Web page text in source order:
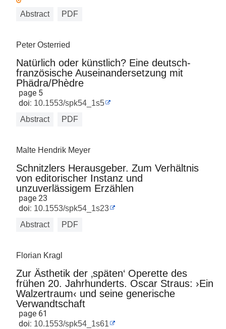
Abstract PDF
Peter Osterried
Natürlich oder künstlich? Eine deutsch-
französische Auseinandersetzung mit
Phädra/Phèdre
page 5
doi: 10.1553/spk54_1s5
Abstract
PDF
Malte Hendrik Meyer
Schnitzlers Herausgeber. Zum Verhältnis
von editorischer Instanz und
unzuverlässigem Erzählen
page 23
doi: 10.1553/spk54_1s23
Abstract
PDF
Florian Kragl
Zur Ästhetik der ‚späten‘ Operette des
frühen 20. Jahrhunderts. Oscar Straus: ›Ein
Walzertraum‹ und seine generische
Verwandtschaft
page 61
doi: 10.1553/spk54_1s61